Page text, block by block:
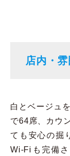
店内・
白とベージュ
で64席、カウ
ても安心の掘
Wi-Fiも完備